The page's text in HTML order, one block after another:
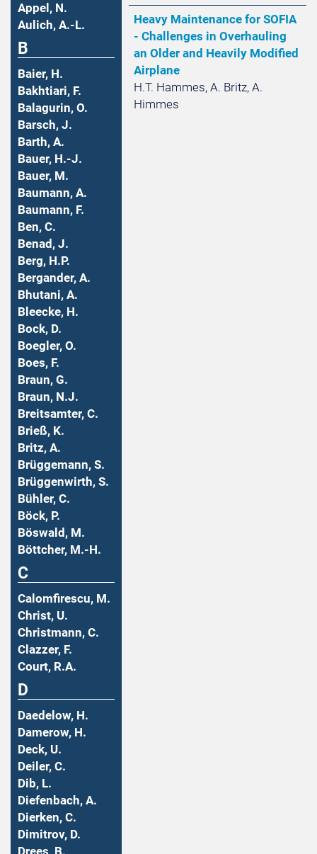
Appel, N.
Aulich, A.-L.
B
Baier, H.
Bakhtiari, F.
Balagurin, O.
Barsch, J.
Barth, A.
Bauer, H.-J.
Bauer, M.
Baumann, A.
Baumann, F.
Ben, C.
Benad, J.
Berg, H.P.
Bergander, A.
Bhutani, A.
Bleecke, H.
Bock, D.
Boegler, O.
Boes, F.
Braun, G.
Braun, N.J.
Breitsamter, C.
Brieß, K.
Britz, A.
Brüggemann, S.
Brüggenwirth, S.
Bühler, C.
Böck, P.
Böswald, M.
Böttcher, M.-H.
C
Calomfirescu, M.
Christ, U.
Christmann, C.
Clazzer, F.
Court, R.A.
D
Daedelow, H.
Damerow, H.
Deck, U.
Deiler, C.
Dib, L.
Diefenbach, A.
Dierken, C.
Dimitrov, D.
Drees, B.
Heavy Maintenance for SOFIA
- Challenges in Overhauling
an Older and Heavily Modified
Airplane
H.T. Hammes, A. Britz, A.
Himmes